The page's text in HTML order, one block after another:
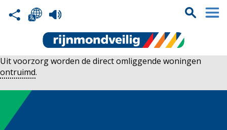
Uit voorzorg worden de direct omliggende woningen
ontruimd.